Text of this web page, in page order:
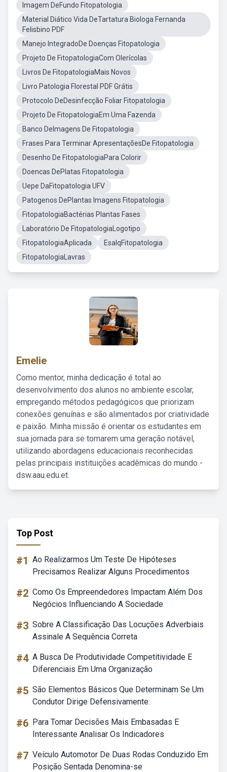
Imagem DeFundo Fitopatologia
Material Diático Vida DeTartatura Biologa Fernanda
Felisbino PDF
Manejo IntegradoDe Doenças Fitopatologia
Projeto De FitopatologiaCom Olerícolas
Livros De FitopatologiaMais Novos
Livro Patologia Florestal PDF Grátis
Protocolo DeDesinfecção Foliar Fitopatologia
Projeto De FitopatologiaEm Uma Fazenda
Banco DeImagens De Fitopatologia
Frases Para Terminar ApresentaçõesDe Fitopatologia
Desenho De FitopatologiaPara Colorir
Doencas DePlatas Fitopatologia
Uepe DaFitopatologia UFV
Patogenos DePlantas Imagens Fitopatologia
FitopatologiaBactérias Plantas Fases
Laboratório De FitopatologiaLogotipo
FitopatologiaAplicada
EsalqFitopatologia
FitopatologiaLavras
Emelie
Como mentor, minha dedicação é total ao
desenvolvimento dos alunos no ambiente escolar,
empregando métodos pedagógicos que priorizam
conexões genuínas e são alimentados por criatividade
e paixão. Minha missão é orientar os estudantes em
sua jornada para se tornarem uma geração notável,
utilizando abordagens educacionais reconhecidas
pelas principais instituições acadêmicas do mundo -
dsw.aau.edu.et.
Top Post
#1 Ao Realizarmos Um Teste De Hipóteses
Precisamos Realizar Alguns Procedimentos
#2 Como Os Empreendedores Impactam Além Dos
Negócios Influenciando A Sociedade
#3 Sobre A Classificação Das Locuções Adverbiais
Assinale A Sequência Correta
#4 A Busca De Produtividade Competitividade E
Diferenciais Em Uma Organização
#5 São Elementos Básicos Que Determinam Se Um
Condutor Dirige Defensivamente:
#6 Para Tomar Decisões Mais Embasadas E
Interessante Analisar Os Indicadores
#7 Veículo Automotor De Duas Rodas Conduzido Em
Posição Sentada Denomina-se